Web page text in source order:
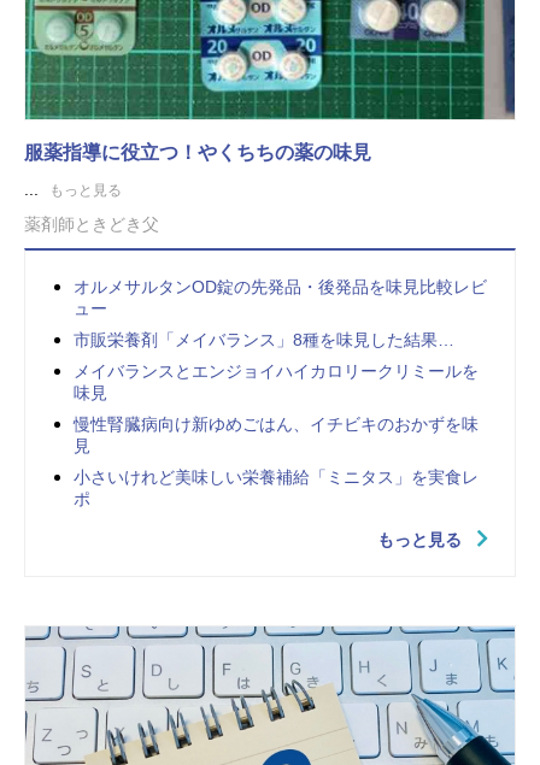
服薬指導に役立つ！やくちちの薬の味見
もっと見る
薬剤師ときどき父
オルメサルタンOD錠の先発品・後発品を味見比較レビ
ュー
市販栄養剤「メイバランス」8種を味見した結果…
メイバランスとエンジョイハイカロリークリミールを
味見
慢性腎臓病向け新ゆめごはん、イチビキのおかずを味
見
小さいけれど美味しい栄養補給「ミニタス」を実食レ
ポ
もっと見る